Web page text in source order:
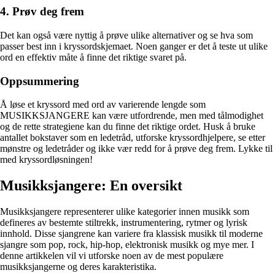
4. Prøv deg frem
Det kan også være nyttig å prøve ulike alternativer og se hva som
passer best inn i kryssordskjemaet. Noen ganger er det å teste ut ulike
ord en effektiv måte å finne det riktige svaret på.
Oppsummering
Å løse et kryssord med ord av varierende lengde som
MUSIKKSJANGERE kan være utfordrende, men med tålmodighet
og de rette strategiene kan du finne det riktige ordet. Husk å bruke
antallet bokstaver som en ledetråd, utforske kryssordhjelpere, se etter
mønstre og ledetråder og ikke vær redd for å prøve deg frem. Lykke til
med kryssordløsningen!
Musikksjangere: En oversikt
Musikksjangere representerer ulike kategorier innen musikk som
defineres av bestemte stiltrekk, instrumentering, rytmer og lyrisk
innhold. Disse sjangrene kan variere fra klassisk musikk til moderne
sjangre som pop, rock, hip-hop, elektronisk musikk og mye mer. I
denne artikkelen vil vi utforske noen av de mest populære
musikksjangerne og deres karakteristika.